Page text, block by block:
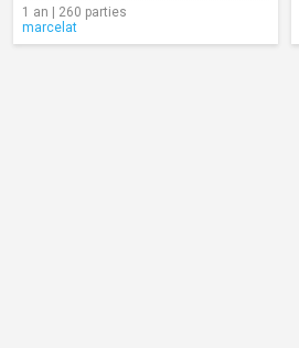
1 an | 260 parties
marcelat